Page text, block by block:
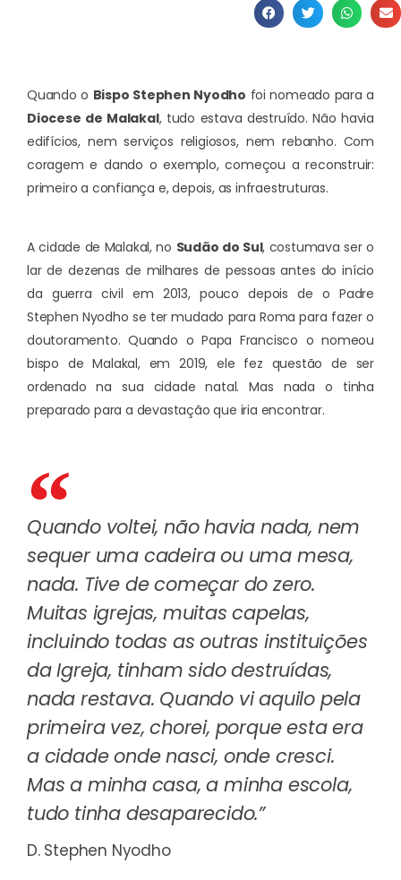
Quando o Bispo Stephen Nyodho foi nomeado para a
Diocese de Malakal, tudo estava destruído. Não havia
edifícios, nem serviços religiosos, nem rebanho. Com
coragem e dando o exemplo, começou a reconstruir:
primeiro a confiança e, depois, as infraestruturas.
A cidade de Malakal, no Sudão do Sul, costumava ser o
lar de dezenas de milhares de pessoas antes do início
da guerra civil em 2013, pouco depois de o Padre
Stephen Nyodho se ter mudado para Roma para fazer o
doutoramento. Quando o Papa Francisco o nomeou
bispo de Malakal, em 2019, ele fez questão de ser
ordenado na sua cidade natal. Mas nada o tinha
preparado para a devastação que iria encontrar.
Quando voltei, não havia nada, nem
sequer uma cadeira ou uma mesa,
nada. Tive de começar do zero.
Muitas igrejas, muitas capelas,
incluindo todas as outras instituições
da Igreja, tinham sido destruídas,
nada restava. Quando vi aquilo pela
primeira vez, chorei, porque esta era
a cidade onde nasci, onde cresci.
Mas a minha casa, a minha escola,
tudo tinha desaparecido.”
D. Stephen Nyodho